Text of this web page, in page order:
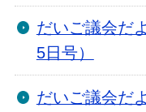
だいご議会だ
5日号）
だいご議会だ